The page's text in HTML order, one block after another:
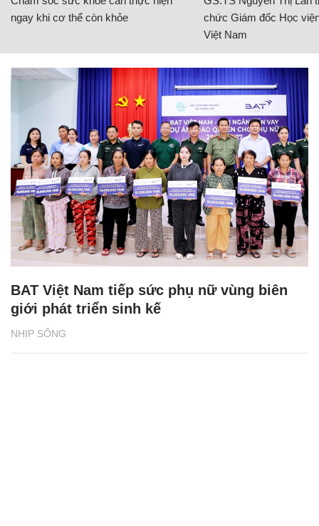
ngay khi cơ thể còn khỏe
chức Giám đốc Học
Việt Nam
NHỊP SỐNG
BAT Việt Nam tiếp sức phụ nữ vùng biên
giới phát triển sinh kế